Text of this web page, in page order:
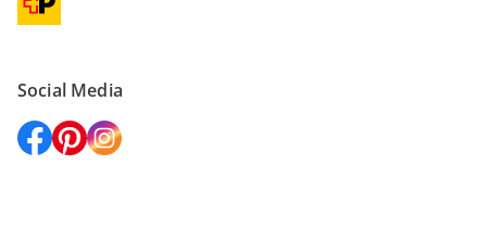
Social Media